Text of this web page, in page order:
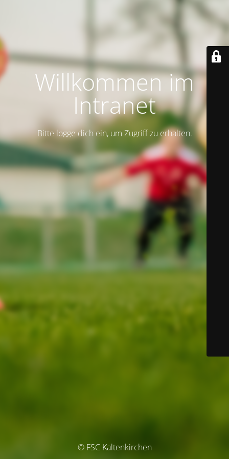
Willkommen im
Intranet
Bitte logge dich ein, um Zugriff zu erhalten.
© FSC Kaltenkirchen